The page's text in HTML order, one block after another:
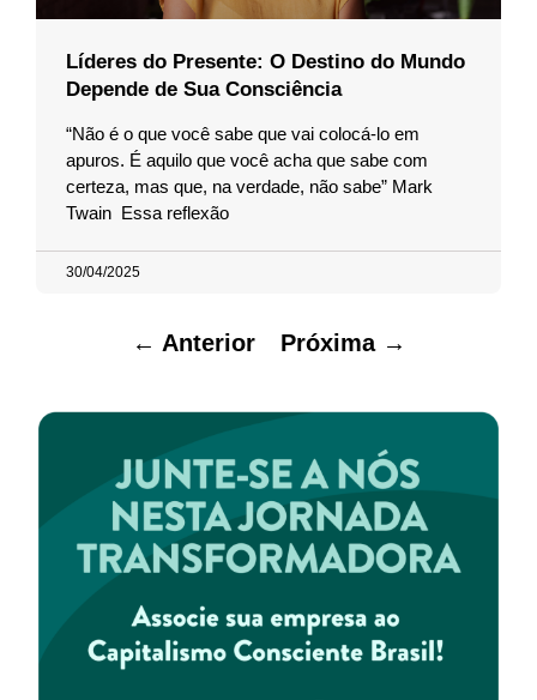
Líderes do Presente: O Destino do Mundo
Depende de Sua Consciência
“Não é o que você sabe que vai colocá-lo em
apuros. É aquilo que você acha que sabe com
certeza, mas que, na verdade, não sabe” Mark
Twain Essa reflexão
30/04/2025
← Anterior Próxima →